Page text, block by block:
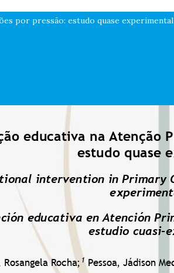
por pressão: estudo quase experimental